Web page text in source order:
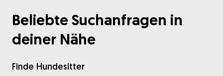
Beliebte Suchanfragen in
deiner Nähe
Finde Hundesitter